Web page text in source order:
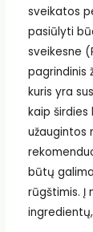
sveikatos
pasiūlyti
sveikesne
pagrindinis
kuris yra
kaip širdies
užaugintos
būtų
rūgštimis. Į